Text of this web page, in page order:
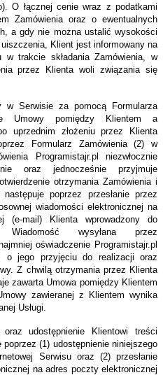
O łącznej cenie wraz z podatkami
Zamówienia oraz o ewentualnych
a gdy nie można ustalić wysokości
Klient jest informowany na
w trakcie składania Zamówienia, w
przez Klienta woli związania się
w Serwisie za pomocą Formularza
Umowy pomiędzy Klientem a
uprzednim złożeniu przez Klienta
Formularz Zamówienia (2) w
Programistajr.pl niezwłocznie
oraz jednocześnie przyjmuje
otrzymania Zamówienia i
poprzez przesłanie przez
wiadomości elektronicznej na
(e-mail) Klienta wprowadzony do
Wiadomość wysyłana przez
oświadczenie Programistajr.pl
o jego przyjęciu do realizacji oraz
Z chwilą otrzymania przez Klienta
zawarta Umowa pomiędzy Klientem
zawieranej z Klientem wynika
Usługi.
oraz udostępnienie Klientowi treści
(1) udostępnienie niniejszego
Serwisu oraz (2) przesłanie
na adres poczty elektronicznej